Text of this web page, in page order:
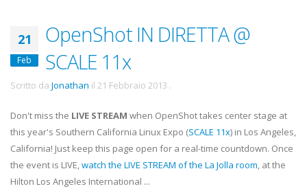
21
Feb
OpenShot IN DIRETTA @
SCALE 11x
Scritto da Jonathan il 21 Febbraio 2013 .
Don't miss the LIVE STREAM when OpenShot takes center stage at
this year's Southern California Linux Expo (SCALE 11x) in Los Angeles,
California! Just keep this page open for a real-time countdown. Once
the event is LIVE,watch the LIVE STREAM of the La Jolla room, at the
Hilton Los Angeles International ...